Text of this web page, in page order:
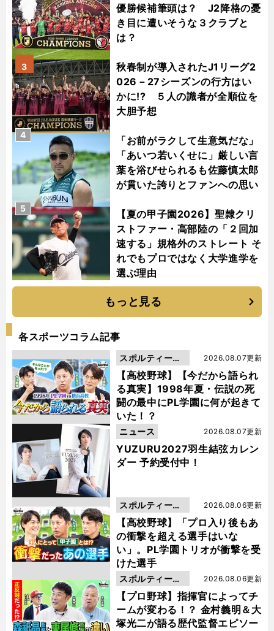
優勝候補筆頭は？ J2降格の憂
き目に遭いそうな３クラブと
は？
秋春制が導入されたJ1リーグ2
026－27シーズンの行方はい
かに!? ５人の識者が全順位を
大胆予想
3
「お前がラクして生意気だな」
「あいつ若いくせに」厳しい言
葉を浴びせられるも佐藤慎太郎
が貫いた誇りとファンへの思い
4
【夏の甲子園2026】聖隷クリ
ストファー・高部陸の「２回加
速する」規格外のストレート そ
れでもプロではなく大学進学を
選ぶ理由
5
もっと見る
各スポーツコラム記事
【高校野球】【今だから語られ
る真実】1998年夏・伝説の死
闘の最中にPL学園に何が起きて
いた！？
2026.08.07更新
スポルティーバ
動画
YUZURU2027羽生結弦カレン
ダー 予約受付中！
2026.08.07更新
ニュース
【高校野球】「プロ入り後もあ
の衝撃を超える選手はいな
い」。PL学園トリオが衝撃を受
けた選手
2026.08.06更新
スポルティーバ
動画
【プロ野球】指揮官によってチ
ームが変わる！？ 金村義明＆大
塚光二が語る歴代監督エピソー
2026.08.06更新
スポルティーバ
動画